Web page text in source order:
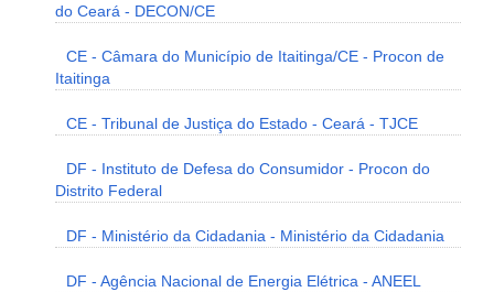
do Ceará - DECON/CE
CE - Câmara do Município de Itaitinga/CE - Procon de
Itaitinga
CE - Tribunal de Justiça do Estado - Ceará - TJCE
DF - Instituto de Defesa do Consumidor - Procon do
Distrito Federal
DF - Ministério da Cidadania - Ministério da Cidadania
DF - Agência Nacional de Energia Elétrica - ANEEL